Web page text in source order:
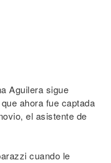
Aguilera sigue
ahora fue captada
el asistente de
cuando le